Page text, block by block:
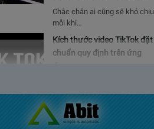
Chắc chắn ai cũng sẽ khó chịu
mỗi khi…
Kích thước video TikTok đặt
chuẩn quy định trên ứng
Bạn sẽ cảm thấy mệt mỏi, vì cứ
phải…